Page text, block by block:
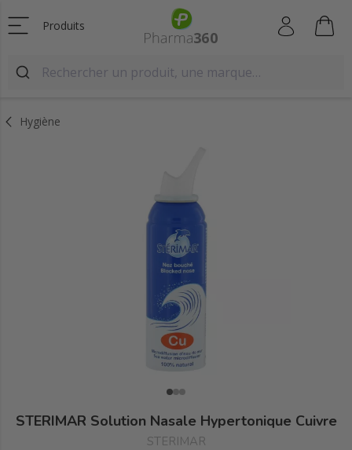
Produits
Hygiène
STERIMAR Solution Nasale Hypertonique Cuivre
STERIMAR